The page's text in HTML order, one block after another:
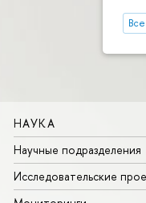
НАУКА
Научные подразделения
Исследовательские